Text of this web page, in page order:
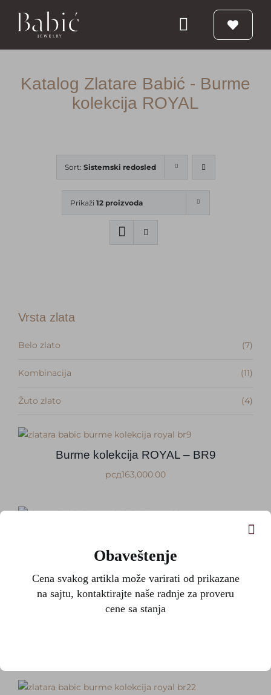
Toggle
Navigation
Vereničko prstenje
Katalog Zlatare Babić - Burme
kolekcija ROYAL
Sort: Sistemski redosled
Prikaži 12 proizvoda
Vrsta zlata
Belo zlato (7)
Kombinacija (11)
Žuto zlato (4)
Burme kolekcija ROYAL – BR9
рсд163,000.00
рсд150,800.00
Obaveštenje
Cena svakog artikla može varirati od prikazane
na sajtu, kontaktirajte naše radnje za proveru
cene sa stanja